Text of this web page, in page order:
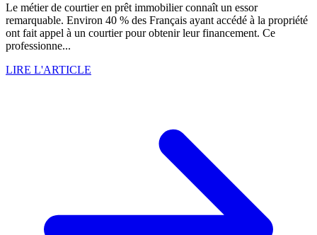
Le métier de courtier en prêt immobilier connaît un essor
remarquable. Environ 40 % des Français ayant accédé à la propriété
ont fait appel à un courtier pour obtenir leur financement. Ce
professionne...
LIRE L'ARTICLE